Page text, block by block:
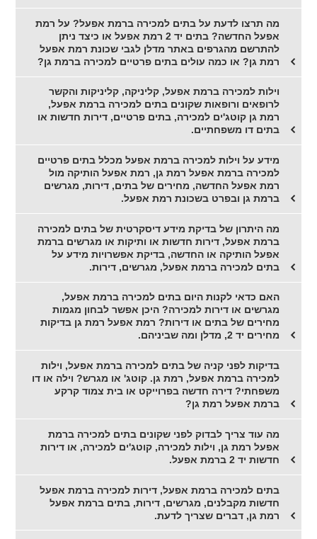
מה תרצו לדעת על בתים למכירה ברמת אפעל? על רמת
אפעל החדשה? בתים יד 2 רמת אפעל או כיצד ניתן
להתרשם מהגרפים באתר מדלן לגבי שכונת רמת אפעל
רמת גן? או כמה עולים בתים פרטיים למכירה ברמת גן?
וילות למכירה ברמת אפעל, קליניקה, קליניקות והקשר
לרופאים ורופאות שקונים בתים למכירה ברמת אפעל,
רמת גן קוטג'ים למכירה, בתים פרטיים, דירות חדשות או
בתים דו משפחתיים.
מידע על וילות למכירה ברמת אפעל מכלל בתים פרטיים
למכירה ברמת אפעל רמת גן, רמת אפעל הותיקה מול
רמת אפעל החדשה, מחירים של בתים, דירות, מגרשים
ברמת גן ובפרט בשכונת רמת אפעל.
מה היתרון של בדיקת מידע דיסקרטית של בתים למכירה
ברמת אפעל, דירות חדשות או ותיקות או מגרשים ברמת
אפעל הותיקה או החדשה, בדיקת אפשרויות מידע על
בתים למכירה ברמת אפעל, מגרשים, דירות.
האם כדאי לקנות היום בתים למכירה ברמת אפעל,
מגרשים או דירות למכירה? היכן אפשר לבחון מגמות
מחירים של בתים או דירות? רמת אפעל רמת גן בדיקות
מחירים יד 2, מדלן ומה שביניהם.
בדיקות לפני קניה של בתים למכירה ברמת אפעל, וילות
למכירה ברמת אפעל, רמת גן. קוטג' או מגרש? וילה או דו
משפחתי? דירה חדשה בפרוייקט או בית צמוד קרקע
ברמת אפעל רמת גן?
מה עוד צריך לבדוק לפני שקונים בתים למכירה ברמת
אפעל רמת גן, וילות למכירה, קוטג'ים למכירה, או דירות
חדשות יד 2 ברמת אפעל.
בתים למכירה ברמת אפעל, דירות למכירה ברמת אפעל
חדשות מקבלנים, מגרשים, דירות, בתים ברמת אפעל
רמת גן, דברים שצריך לדעת.